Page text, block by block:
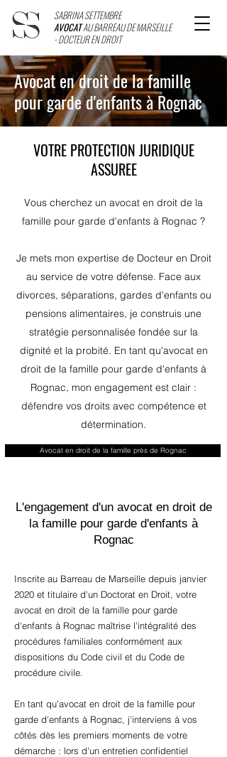
SABRINA SETTEMBRE
AVOCATAU BARREAU DE MARSEILLE
- DOCTEUR EN DROIT
Avocat en droit de la famille
pour garde d'enfants à Rognac
VOTRE PROTECTION JURIDIQUE
ASSUREE
Vous cherchez un avocat en droit de la
famille pour garde d'enfants à Rognac ?
Je mets mon expertise de Docteur en Droit
au service de votre défense. Face aux
divorces, séparations, gardes d'enfants ou
pensions alimentaires, je construis une
stratégie personnalisée fondée sur la
dignité et la probité. En tant qu'avocat en
droit de la famille pour garde d'enfants à
Rognac, mon engagement est clair :
défendre vos droits avec compétence et
détermination.
Avocat en droit de la famille près de Rognac
L'engagement d'un avocat en droit de
la famille pour garde d'enfants à
Rognac
Inscrite au Barreau de Marseille depuis janvier
2020 et titulaire d'un Doctorat en Droit, votre
avocat en droit de la famille pour garde
d'enfants à Rognac maîtrise l'intégralité des
procédures familiales conformément aux
dispositions du Code civil et du Code de
procédure civile.
En tant qu'avocat en droit de la famille pour
garde d'enfants à Rognac, j'interviens à vos
côtés dès les premiers moments de votre
démarche : lors d'un entretien confidentiel